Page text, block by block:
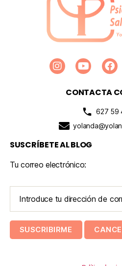
CONTACTA
627 59
SUSCRÍBETE AL BLOG
Tu correo electrónico: